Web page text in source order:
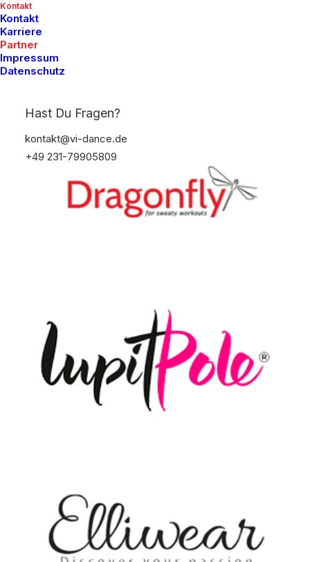
Kontakt
Kontakt
Karriere
Partner
Impressum
Datenschutz
Hast Du Fragen?
kontakt@vi-dance.de
+49 231-79905809
10% Rabatt (Mindestbestellung 31,00€) mit dem
Code: tanzstudiovidance
10% Rabatt mit dem Code: DANCE5
10% Rabatt mit dem Code: vidance10